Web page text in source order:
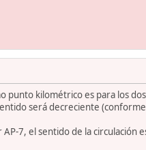
punto kilométrico es para los
será decreciente
AP-7, el sentido de la circulación